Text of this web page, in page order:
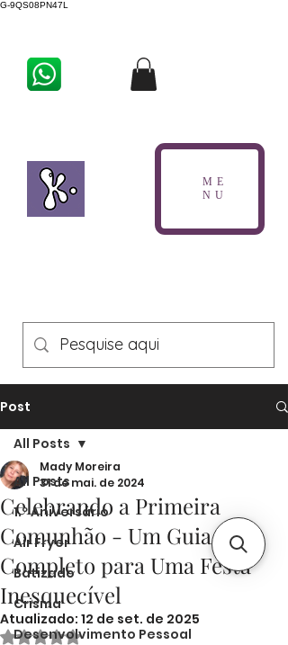
G-9QS08PN47L
ME
NU
Post
All Posts
1.º Aniversário
Air Fryer
Batizado
Crisma
Desenvolvimento Pessoal
All Posts
Celebrando a Primeira
Comunhão - Um Guia
Completo para Uma Festa
Inesquecível
Mady Moreira
31 de mai. de 2024
Atualizado: 12 de set. de 2025
Avaliado com NaN de 5 estrelas.